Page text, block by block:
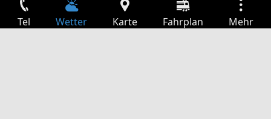
Tel Wetter Karte Fahrplan Mehr